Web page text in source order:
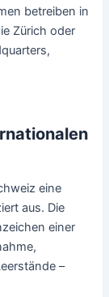
betreiben in
Zürich oder
eine
aus. Die
einer
–